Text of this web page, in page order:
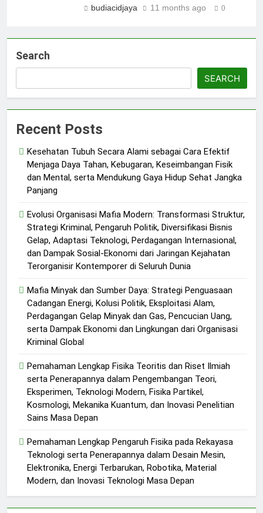
budiacidjaya 11 months ago 0
Search
SEARCH
Recent Posts
Kesehatan Tubuh Secara Alami sebagai Cara Efektif
Menjaga Daya Tahan, Kebugaran, Keseimbangan Fisik
dan Mental, serta Mendukung Gaya Hidup Sehat Jangka
Panjang
Evolusi Organisasi Mafia Modern: Transformasi Struktur,
Strategi Kriminal, Pengaruh Politik, Diversifikasi Bisnis
Gelap, Adaptasi Teknologi, Perdagangan Internasional,
dan Dampak Sosial-Ekonomi dari Jaringan Kejahatan
Terorganisir Kontemporer di Seluruh Dunia
Mafia Minyak dan Sumber Daya: Strategi Penguasaan
Cadangan Energi, Kolusi Politik, Eksploitasi Alam,
Perdagangan Gelap Minyak dan Gas, Pencucian Uang,
serta Dampak Ekonomi dan Lingkungan dari Organisasi
Kriminal Global
Pemahaman Lengkap Fisika Teoritis dan Riset Ilmiah
serta Penerapannya dalam Pengembangan Teori,
Eksperimen, Teknologi Modern, Fisika Partikel,
Kosmologi, Mekanika Kuantum, dan Inovasi Penelitian
Sains Masa Depan
Pemahaman Lengkap Pengaruh Fisika pada Rekayasa
Teknologi serta Penerapannya dalam Desain Mesin,
Elektronika, Energi Terbarukan, Robotika, Material
Modern, dan Inovasi Teknologi Masa Depan